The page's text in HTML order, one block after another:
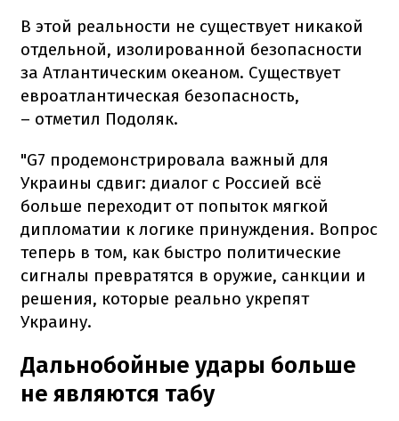
В этой реальности не существует никакой
отдельной, изолированной безопасности
за Атлантическим океаном. Существует
евроатлантическая безопасность,
– отметил Подоляк.
"G7 продемонстрировала важный для
Украины сдвиг: диалог с Россией всё
больше переходит от попыток мягкой
дипломатии к логике принуждения. Вопрос
теперь в том, как быстро политические
сигналы превратятся в оружие, санкции и
решения, которые реально укрепят
Украину.
Дальнобойные удары больше
не являются табу